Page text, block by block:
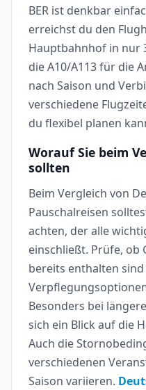
BER ist denkbar
erreichst du den
Hauptbahnhof in nur
die A10/A113 für die
nach Saison und
verschiedene
du flexibel planen
Worauf Sie beim
sollten
Beim Vergleich von
Pauschalreisen
achten, der alle
einschließt. Prüfe, ob
bereits enthalten
Besonders bei
sich ein Blick auf die
Auch die
verschiedenen
Saison variieren.